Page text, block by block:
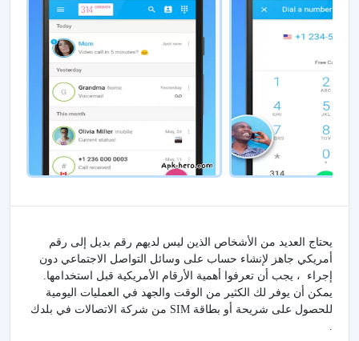
يحتاج العديد من الأشخاص الذين ليس لديهم رقم بديل إلى رقم
أمريكي جاهز لإنشاء حساب على وسائل التواصل الاجتماعي دون
إجراء ، يجب أن تعرفوا أهمية الأرقام الأمريكية قبل استخدامها.
يمكن أن يوفر لك الكثير من الوقت والجهد في العمليات اليومية
للحصول على شريحة أو بطاقة SIM من شركة الاتصالات في بلدك